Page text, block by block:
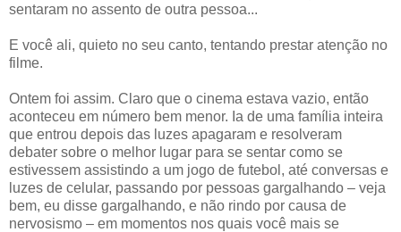
sentaram no assento de outra pessoa...
E você ali, quieto no seu canto, tentando prestar atenção no
filme.
Ontem foi assim. Claro que o cinema estava vazio, então
aconteceu em número bem menor. Ia de uma família inteira
que entrou depois das luzes apagaram e resolveram
debater sobre o melhor lugar para se sentar como se
estivessem assistindo a um jogo de futebol, até conversas e
luzes de celular, passando por pessoas gargalhando – veja
bem, eu disse gargalhando, e não rindo por causa de
nervosismo – em momentos nos quais você mais se